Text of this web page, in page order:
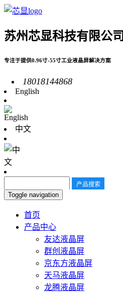
苏州芯显科技有限公司
专注于提供0.96寸-55寸工业液晶屏解决方案
18018144868
English
中文
Toggle navigation
首页
产品中心
友达液晶屏
群创液晶屏
京东方液晶屏
天马液晶屏
龙腾液晶屏